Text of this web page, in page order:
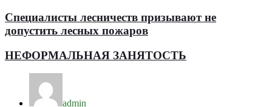
Специалисты лесничеств призывают не
допустить лесных пожаров
НЕФОРМАЛЬНАЯ ЗАНЯТОСТЬ
admin